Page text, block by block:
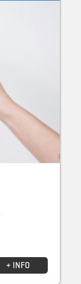
+ INFO